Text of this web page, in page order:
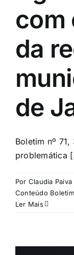
com
da
de
Boletim nº
problemática
Por Claudia Paiva
Conteúdo Boletim
Ler Mais